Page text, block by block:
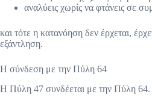
αναλύεις χωρίς να φτάνεις σε
και τότε η κατανόηση δεν έρχεται,
εξάντληση.
Η σύνδεση με την Πύλη 64
Η Πύλη 47 συνδέεται με την Πύλη 64.